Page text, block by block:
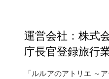
運営会社：株式
庁長官登録旅行
「ルルアのアトリエ ～